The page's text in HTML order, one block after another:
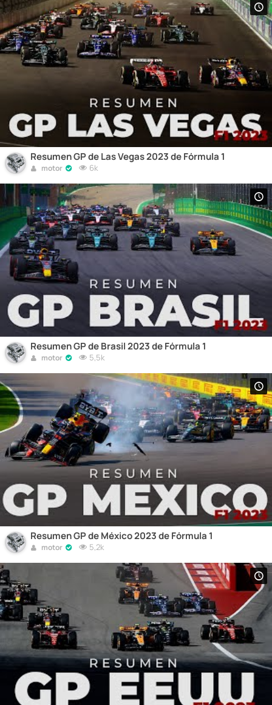
Resumen GP de Las Vegas 2023 de Fórmula 1
motor 6k
Resumen GP de Brasil 2023 de Fórmula 1
motor 5,5k
Resumen GP de México 2023 de Fórmula 1
motor 5,2k